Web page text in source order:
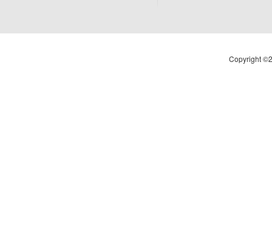
Copyright